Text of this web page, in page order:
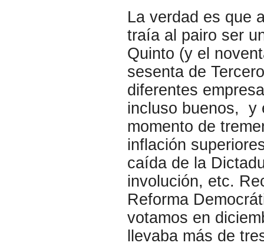
La verdad es que
traía al pairo ser
Quinto (y el
sesenta de
diferentes
incluso buenos, y
momento de
inflación
caída de la
involución, etc.
Reforma
votamos en
llevaba más de